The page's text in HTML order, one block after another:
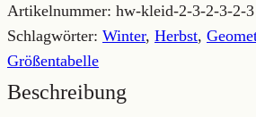
Artikelnummer: hw-kleid-2-3-2-3-2-3
Schlagwörter: Winter, Herbst,
Größentabelle
Beschreibung